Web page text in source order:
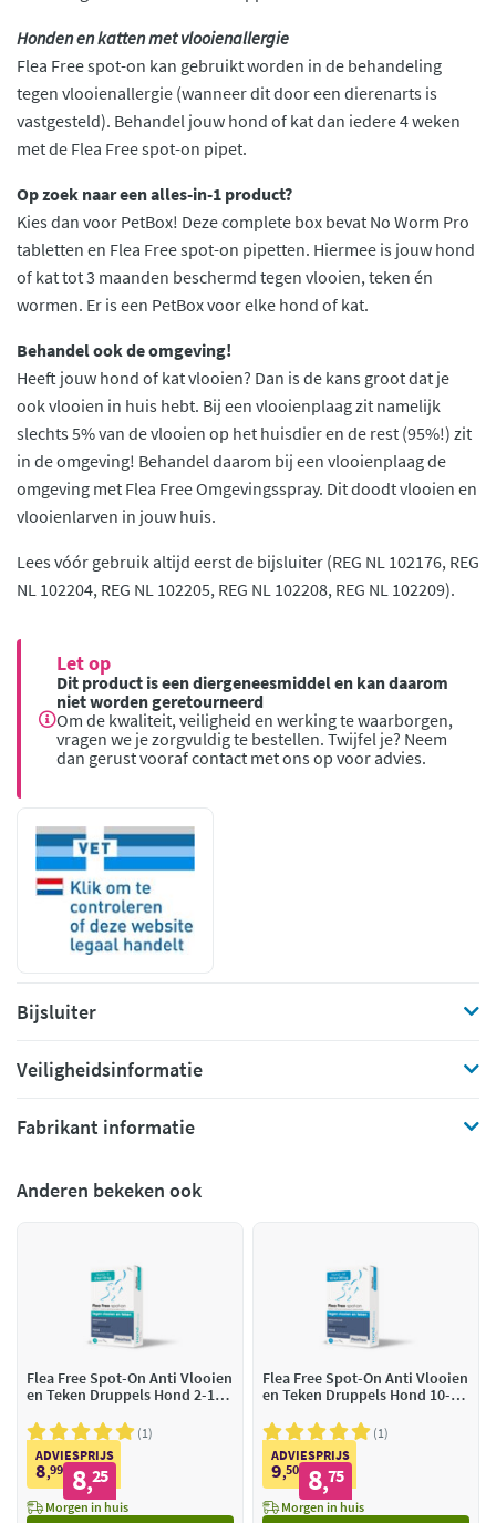
Honden en katten met vlooienallergie
Flea Free spot-on kan gebruikt worden in de behandeling
tegen vlooienallergie (wanneer dit door een dierenarts is
vastgesteld). Behandel jouw hond of kat dan iedere 4 weken
met de Flea Free spot-on pipet.
Op zoek naar een alles-in-1 product?
Kies dan voor PetBox! Deze complete box bevat No Worm Pro
tabletten en Flea Free spot-on pipetten. Hiermee is jouw hond
of kat tot 3 maanden beschermd tegen vlooien, teken én
wormen. Er is een PetBox voor elke hond of kat.
Behandel ook de omgeving!
Heeft jouw hond of kat vlooien? Dan is de kans groot dat je
ook vlooien in huis hebt. Bij een vlooienplaag zit namelijk
slechts 5% van de vlooien op het huisdier en de rest (95%!) zit
in de omgeving! Behandel daarom bij een vlooienplaag de
omgeving met Flea Free Omgevingsspray. Dit doodt vlooien en
vlooienlarven in jouw huis.
Lees vóór gebruik altijd eerst de bijsluiter (REG NL 102176, REG
NL 102204, REG NL 102205, REG NL 102208, REG NL 102209).
Let op
Dit product is een diergeneesmiddel en kan daarom
niet worden geretourneerd
Om de kwaliteit, veiligheid en werking te waarborgen,
vragen we je zorgvuldig te bestellen. Twijfel je? Neem
dan gerust vooraf contact met ons op voor advies.
Bijsluiter
Veiligheidsinformatie
Fabrikant informatie
Anderen bekeken ook
Flea Free Spot-On Anti Vlooien
en Teken Druppels Hond 2-10
1
ADVIESPRIJS
8,99 8,25
Morgen in huis
Flea Free Spot-On Anti Vlooien
en Teken Druppels Hond 10-20
1
ADVIESPRIJS
9,50 8,75
Morgen in huis